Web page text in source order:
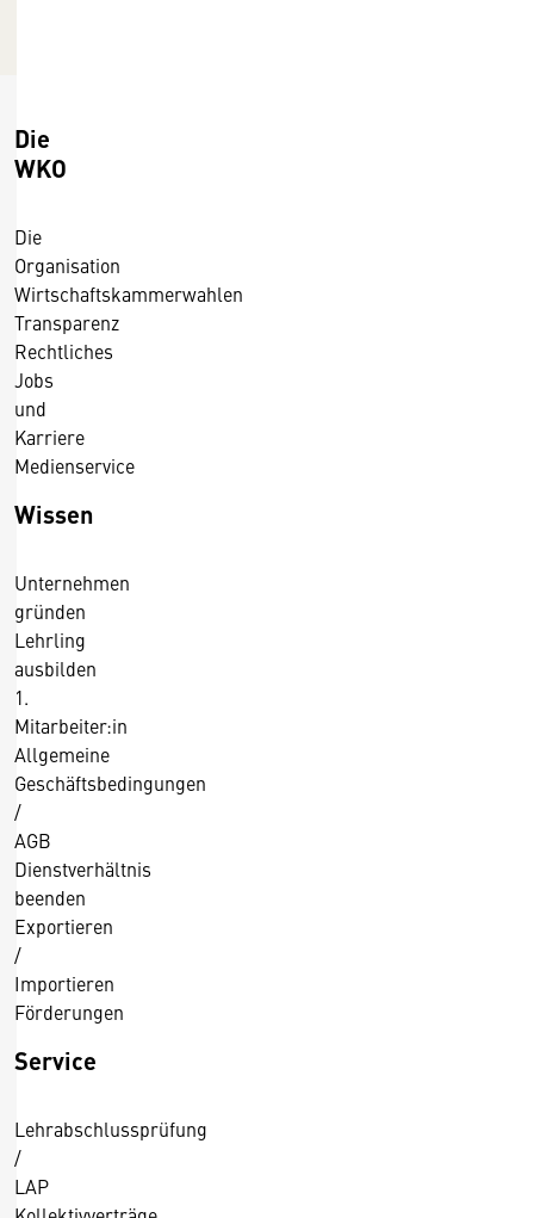
l
a
/
2
2
.
1
.
2
0
1
5
Die
WKO
Die
Organisation
Wirtschaftskammerwahlen
Transparenz
Rechtliches
Jobs
und
Karriere
Medienservice
Wissen
Unternehmen
gründen
Lehrling
ausbilden
1.
Mitarbeiter:in
Allgemeine
Geschäftsbedingungen
/
AGB
Dienstverhältnis
beenden
Exportieren
/
Importieren
Förderungen
Service
Lehrabschlussprüfung
/
LAP